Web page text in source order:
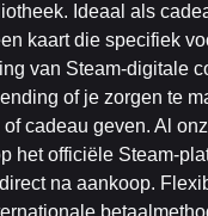
Ideaal als
kaart die specifiek
van Steam-digitale
of je zorgen te
cadeau geven. Al
officiële Steam-
na aankoop.